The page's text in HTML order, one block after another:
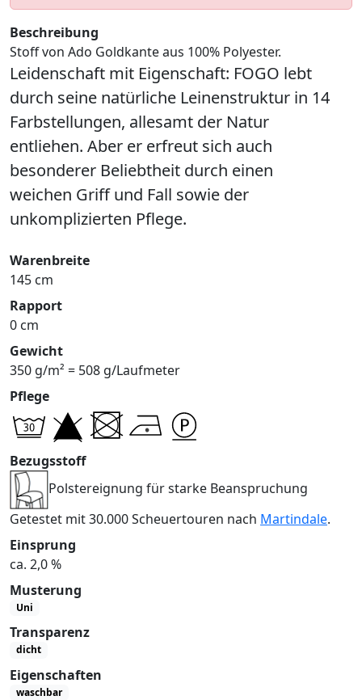
Beschreibung
Stoff von Ado Goldkante aus 100% Polyester.
Leidenschaft mit Eigenschaft: FOGO lebt
durch seine natürliche Leinenstruktur in 14
Farbstellungen, allesamt der Natur
entliehen. Aber er erfreut sich auch
besonderer Beliebtheit durch einen
weichen Griff und Fall sowie der
unkomplizierten Pflege.
Warenbreite
145 cm
Rapport
0 cm
Gewicht
350 g/m² = 508 g/Laufmeter
Pflege
Bezugsstoff
Polstereignung für starke Beanspruchung
Getestet mit 30.000 Scheuertouren nach Martindale.
Einsprung
ca. 2,0 %
Musterung
Uni
Transparenz
dicht
Eigenschaften
waschbar